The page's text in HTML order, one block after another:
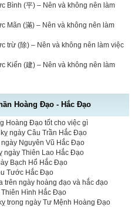
Bình (平) – Nên và không nên làm
Mãn (滿) – Nên và không nên làm
trừ (除) – Nên và không nên làm việc
Kiến (建) – Nên và không nên làm
Hoàng Đạo - Hắc Đạo
Hoàng Đạo tốt cho việc gì
ngày Câu Trần Hắc Đạo
Nguyên Vũ Hắc Đạo
ngày Thiên Lao Hắc Đạo
Bạch Hổ Hắc Đạo
Tước Hắc Đạo
trên ngày hoàng đạo và hắc đạo
Hình Hắc Đạo
trong ngày Tư Mệnh Hoàng Đạo
tốt hay xấu – Tính chất và ý
Thố
hay xấu – Tính chất và ý nghĩa